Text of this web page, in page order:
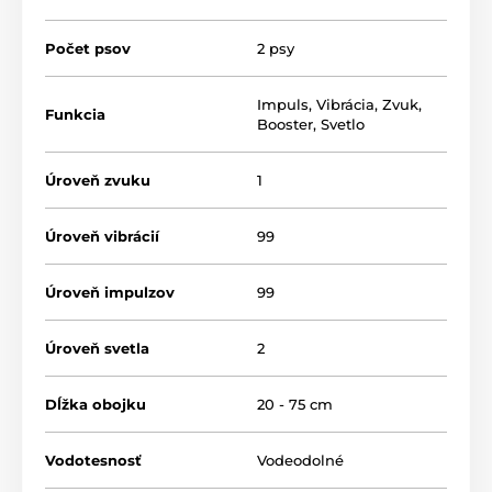
Počet psov 2 psy
Funkcia
Impuls, Vibrácia, Zvuk,
Booster, Svetlo
Úroveň zvuku 1
Úroveň vibrácií 99
Úroveň impulzov 99
Úroveň svetla 2
Dĺžka obojku 20 - 75 cm
Vodotesnosť Vodeodolné